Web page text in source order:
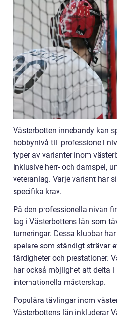
Västerbotten innebandy kan
hobbynivå till professionell
typer av varianter inom
inklusive herr- och damspel,
veteranlag. Varje variant har
specifika krav.
På den professionella nivån
lag i Västerbottens län som
turneringar. Dessa klubbar
spelare som ständigt strävar
färdigheter och prestationer.
har också möjlighet att delta i
internationella mästerskap.
Populära tävlingar inom
Västerbottens län inkluderar